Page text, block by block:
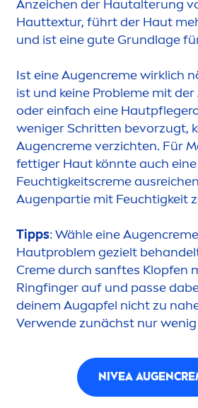
Anzeichen der Hautalterung
Hauttextur, führt der Haut
und ist eine gute Grundlage
Ist eine Augencremewirklich
ist und keine Probleme mit
oder einfach eine
weniger Schritten bevorzugt,
Augencremeverzichten. Für
fettiger Haut könnte auch
Feuchtigkeitscreme
Augenpartie mit Feuchtigkeit
Tipps: Wähle eine Augencreme
Hautproblem gezielt
Cremedurch sanftes Klopfen
Ringfinger auf und passe
deinem Augapfel nicht zu
Verwende zunächst nur wenig
NIVEAAUGEN